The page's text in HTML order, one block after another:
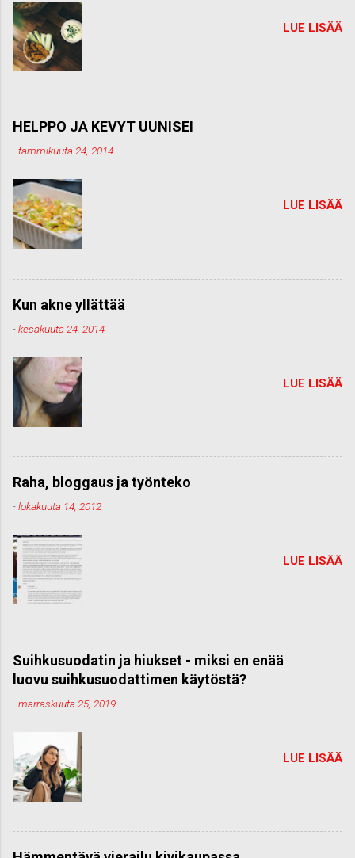
LUE LISÄÄ
HELPPO JA KEVYT UUNISEI
-tammikuuta 24, 2014
LUE LISÄÄ
Kun akne yllättää
-kesäkuuta 24, 2014
LUE LISÄÄ
Raha, bloggaus ja työnteko
-lokakuuta 14, 2012
LUE LISÄÄ
Suihkusuodatin ja hiukset - miksi en enää
luovu suihkusuodattimen käytöstä?
-marraskuuta 25, 2019
LUE LISÄÄ